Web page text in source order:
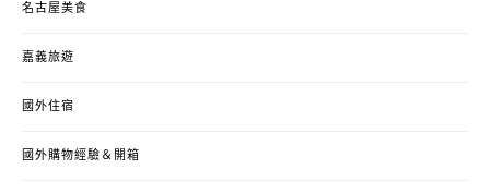
名古屋美食
嘉義旅遊
國外住宿
國外購物經驗＆開箱